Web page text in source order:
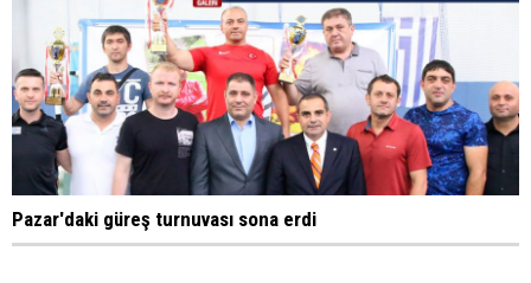
Pazar'daki güreş turnuvası sona erdi